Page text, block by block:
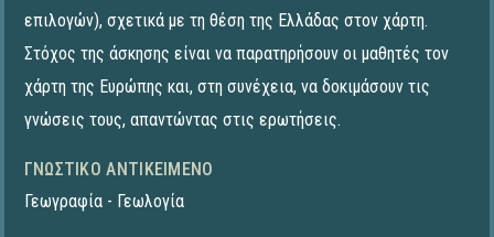
επιλογών), σχετικά με τη θέση της Ελλάδας στον χάρτη.
Στόχος της άσκησης είναι να παρατηρήσουν οι μαθητές τον
χάρτη της Ευρώπης και, στη συνέχεια, να δοκιμάσουν τις
γνώσεις τους, απαντώντας στις ερωτήσεις.
ΓΝΩΣΤΙΚΌ ΑΝΤΙΚΕΊΜΕΝΟ
Γεωγραφία - Γεωλογία